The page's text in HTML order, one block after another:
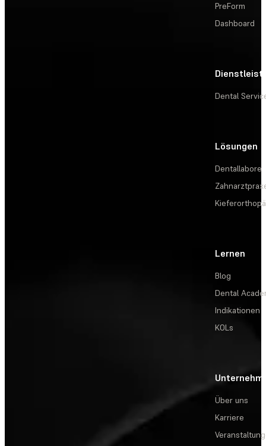
PreForm
Dashboard
Dental
Lösungen
Dentallabore
Lernen
Blog
Dental
Indikationen
KOLs
Über uns
Karriere